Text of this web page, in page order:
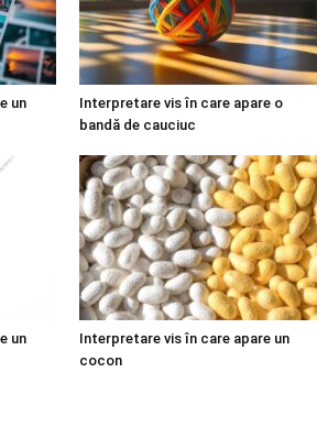
un
Interpretare vis în care apare o
bandă de cauciuc
un
Interpretare vis în care apare un
cocon